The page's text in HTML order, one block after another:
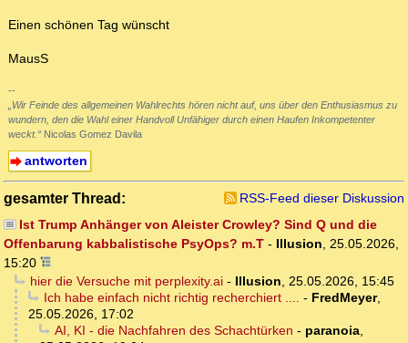
Einen schönen Tag wünscht
MausS
--
„Wir Feinde des allgemeinen Wahlrechts hören nicht auf, uns über den Enthusiasmus zu
wundern, den die Wahl einer Handvoll Unfähiger durch einen Haufen Inkompetenter
weckt.“ Nicolas Gomez Davila
antworten
gesamter Thread:
RSS-Feed dieser Diskussion
Ist Trump Anhänger von Aleister Crowley? Sind Q und die
Offenbarung kabbalistische PsyOps? m.T - Illusion, 25.05.2026,
15:20
hier die Versuche mit perplexity.ai- Illusion, 25.05.2026, 15:45
Ich habe einfach nicht richtig recherchiert .... - FredMeyer,
25.05.2026, 17:02
AI, KI - die Nachfahren des Schachtürken - paranoia,